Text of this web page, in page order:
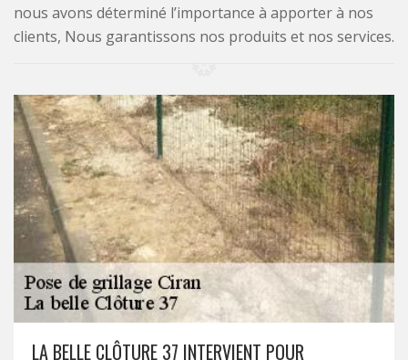
nous avons déterminé l’importance à apporter à nos
clients, Nous garantissons nos produits et nos services.
LA BELLE CLÔTURE 37 INTERVIENT POUR